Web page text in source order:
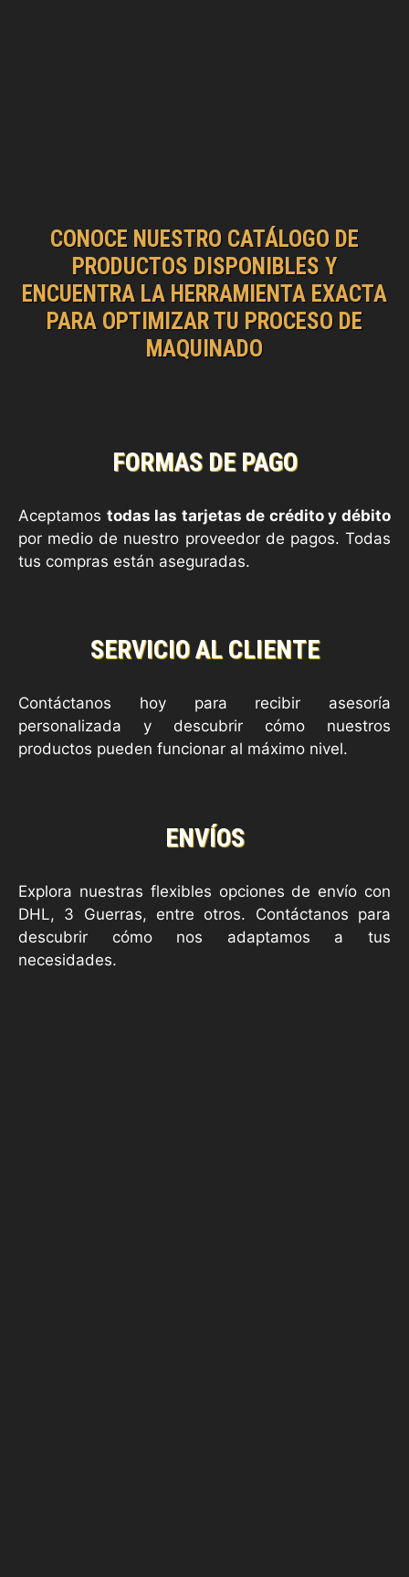
CONOCE NUESTRO CATÁLOGO DE
PRODUCTOS DISPONIBLES Y
ENCUENTRA LA HERRAMIENTA EXACTA
PARA OPTIMIZAR TU PROCESO DE
MAQUINADO
FORMAS DE PAGO
Aceptamos todas las tarjetas de crédito y débito
por medio de nuestro proveedor de pagos. Todas
tus compras están aseguradas.
SERVICIO AL CLIENTE
Contáctanos hoy para recibir asesoría
personalizada y descubrir cómo nuestros
productos pueden funcionar al máximo nivel.
ENVÍOS
Explora nuestras flexibles opciones de envío con
DHL, 3 Guerras, entre otros. Contáctanos para
descubrir cómo nos adaptamos a tus
necesidades.